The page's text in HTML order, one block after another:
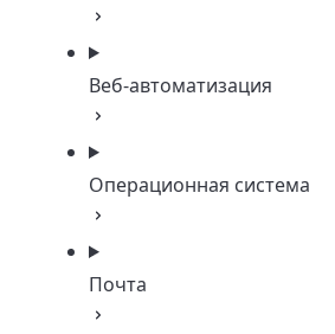
Веб-автоматизация
Операционная система
Почта